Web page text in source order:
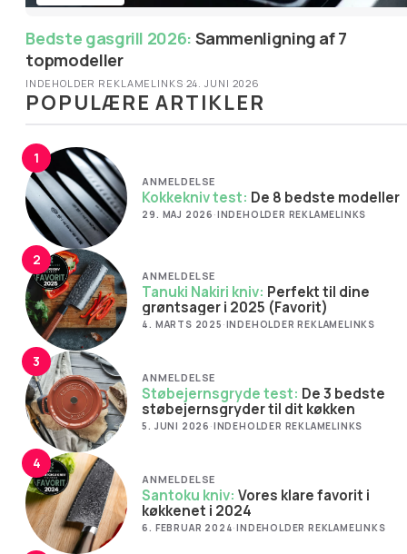
Bedste gasgrill 2026:
topmodeller
INDEHOLDER REKLAMELINKS·24. JUNI 2026
POPULÆRE ARTIKLER
1
ANMELDELSE
Kokkekniv test: De 8 bedste modeller
29. MAJ 2026 ·INDEHOLDER REKLAMELINKS
2
ANMELDELSE
Tanuki Nakiri kniv:
grøntsager i 2025 (Favorit)
4. MARTS 2025 ·INDEHOLDER REKLAMELINKS
3
ANMELDELSE
Støbejernsgryde test:
støbejernsgryder til dit køkken
5. JUNI 2026 ·INDEHOLDER REKLAMELINKS
4
ANMELDELSE
Santoku kniv: Vores klare favorit i
køkkenet i 2024
6. FEBRUAR 2024·INDEHOLDER REKLAMELINKS